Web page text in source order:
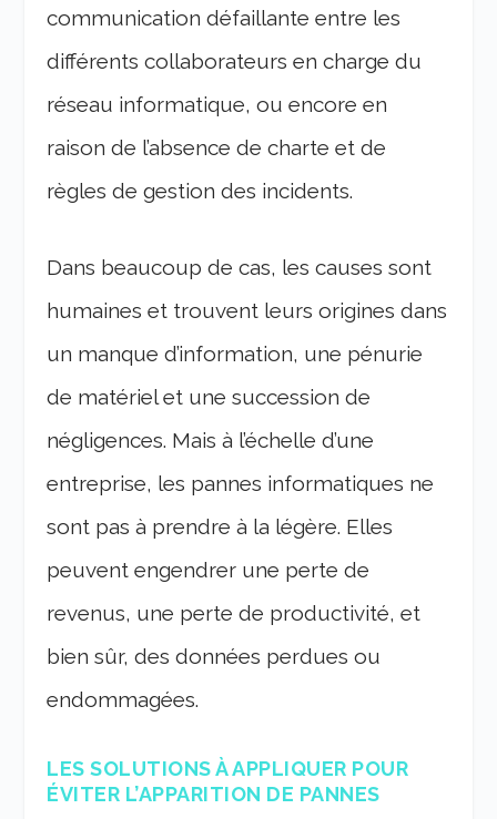
communication défaillante entre les
différents collaborateurs en charge du
réseau informatique, ou encore en
raison de l’absence de charte et de
règles de gestion des incidents.
Dans beaucoup de cas, les causes sont
humaines et trouvent leurs origines dans
un manque d’information, une pénurie
de matériel et une succession de
négligences. Mais à l’échelle d’une
entreprise, les pannes informatiques ne
sont pas à prendre à la légère. Elles
peuvent engendrer une perte de
revenus, une perte de productivité, et
bien sûr, des données perdues ou
endommagées.
LES SOLUTIONS À APPLIQUER POUR
ÉVITER L’APPARITION DE PANNES